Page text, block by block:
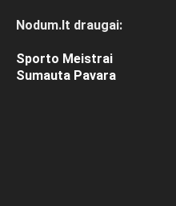
Nodum.lt draugai:
Sporto Meistrai
Sumauta Pavara